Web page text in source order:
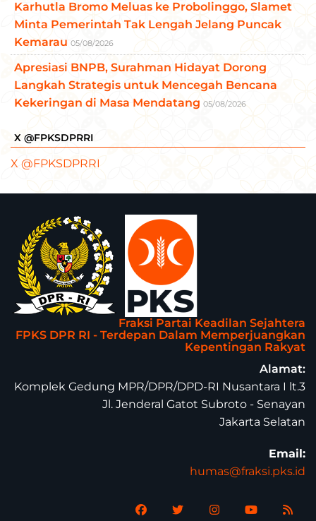
Karhutla Bromo Meluas ke Probolinggo, Slamet
Minta Pemerintah Tak Lengah Jelang Puncak
Kemarau 05/08/2026
Apresiasi BNPB, Surahman Hidayat Dorong
Langkah Strategis untuk Mencegah Bencana
Kekeringan di Masa Mendatang 05/08/2026
X @FPKSDPRRI
X @FPKSDPRRI
Fraksi Partai Keadilan Sejahtera
FPKS DPR RI - Terdepan Dalam Memperjuangkan
Kepentingan Rakyat
Alamat:
Komplek Gedung MPR/DPR/DPD-RI Nusantara I lt.3
Jl. Jenderal Gatot Subroto - Senayan
Jakarta Selatan
Email:
humas@fraksi.pks.id